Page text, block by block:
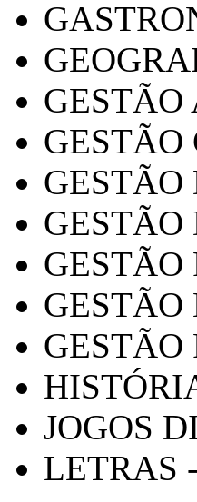
GESTÃO
GESTÃO
GESTÃO
JOGOS
LETRAS